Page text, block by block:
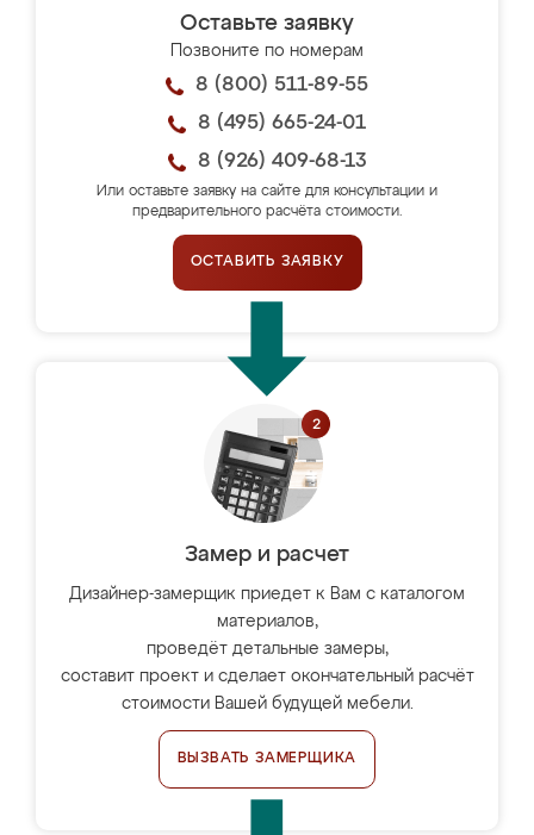
Оставьте заявку
Позвоните по номерам
8 (800) 511-89-55
8 (495) 665-24-01
8 (926) 409-68-13
Или оставьте заявку на сайте для консультации и
предварительного расчёта стоимости.
ОСТАВИТЬ ЗАЯВКУ
Замер и расчет
Дизайнер-замерщик приедет к Вам с каталогом
материалов,
проведёт детальные замеры,
составит проект и сделает окончательный расчёт
стоимости Вашей будущей мебели.
ВЫЗВАТЬ ЗАМЕРЩИКА